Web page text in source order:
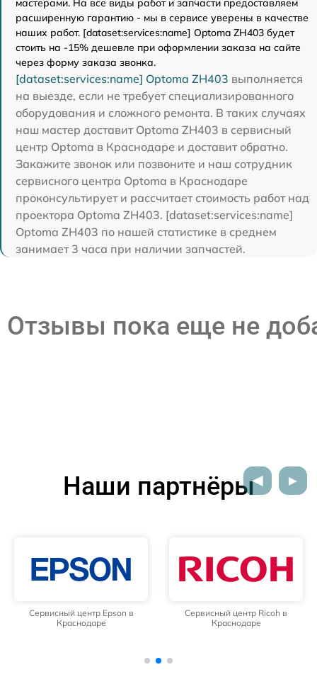
мастерами. На все виды работ и запчасти предоставляем
расширенную гарантию - мы в сервисе уверены в качестве
наших работ. [dataset:services:name] Optoma ZH403 будет
стоить на -15% дешевле при оформлении заказа на сайте
через форму заказа звонка.
[dataset:services:name] Optoma ZH403 выполняется
на выезде, если не требует специализированного
оборудования и сложного ремонта. В таких случаях
наш мастер доставит Optoma ZH403 в сервисный
центр Optoma в Краснодаре и доставит обратно.
Закажите звонок или позвоните и наш сотрудник
сервисного центра Optoma в Краснодаре
проконсультирует и рассчитает стоимость работ над
проектора Optoma ZH403. [dataset:services:name]
Optoma ZH403 по нашей статистике в среднем
занимает 3 часа при наличии запчастей.
Отзывы пока еще не
Наши партнёры
Сервисный центр Epson в
Краснодаре
Сервисный центр Ricoh в
Краснодаре